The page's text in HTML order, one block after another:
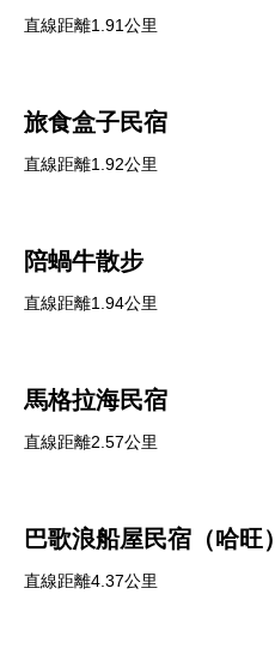
直線距離1.91公里
旅食盒子民宿
直線距離1.92公里
陪蝸牛散步
直線距離1.94公里
馬格拉海民宿
直線距離2.57公里
巴歌浪船屋民宿（哈旺）
直線距離4.37公里